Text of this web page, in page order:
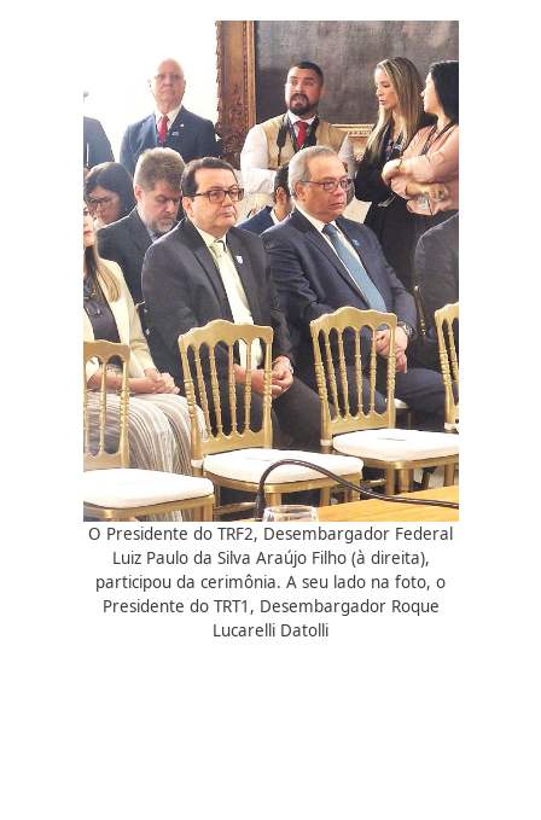
O Presidente do TRF2, Desembargador Federal
Luiz Paulo da Silva Araújo Filho (à direita),
participou da cerimônia. A seu lado na foto, o
Presidente do TRT1, Desembargador Roque
Lucarelli Datolli